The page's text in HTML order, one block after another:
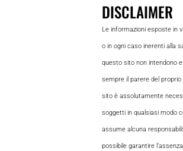
DISCLAIMER
Le informazioni esposte in
o in ogni caso inerenti alla
questo sito non intendono
sempre il parere del
sito è assolutamente
soggetti in qualsiasi modo
assume alcuna
possibile garantire